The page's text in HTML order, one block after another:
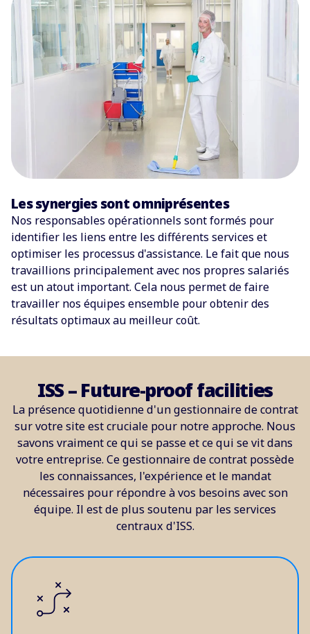
Les synergies sont omniprésentes
Nos responsables opérationnels sont formés pour
identifier les liens entre les différents services et
optimiser les processus d'assistance. Le fait que nous
travaillions principalement avec nos propres salariés
est un atout important. Cela nous permet de faire
travailler nos équipes ensemble pour obtenir des
résultats optimaux au meilleur coût.
ISS – Future-proof facilities
La présence quotidienne d'un gestionnaire de contrat
sur votre site est cruciale pour notre approche. Nous
savons vraiment ce qui se passe et ce qui se vit dans
votre entreprise. Ce gestionnaire de contrat possède
les connaissances, l'expérience et le mandat
nécessaires pour répondre à vos besoins avec son
équipe. Il est de plus soutenu par les services
centraux d'ISS.